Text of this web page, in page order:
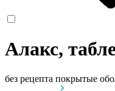
Алакс,
без рецепта покрытые